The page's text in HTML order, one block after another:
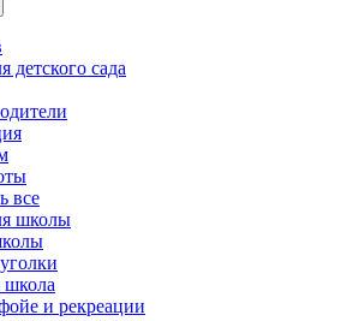
детского сада
все
школы
школа
и рекреации